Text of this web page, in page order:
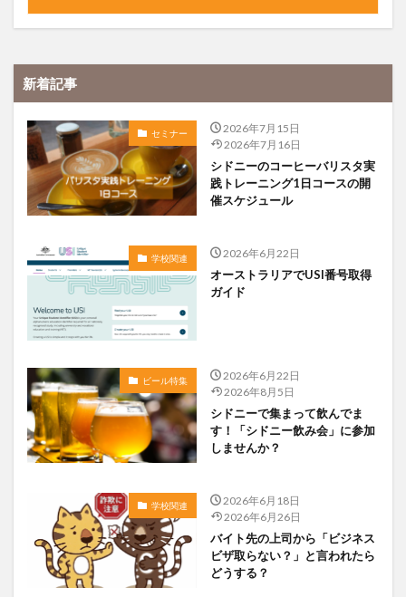
新着記事
セミナー
2026年7月15日
2026年7月16日
シドニーのコーヒーバリスタ実
践トレーニング1日コースの開
催スケジュール
学校関連 2026年6月22日
オーストラリアでUSI番号取得
ガイド
ビール特集
2026年6月22日
2026年8月5日
シドニーで集まって飲んでま
す！「シドニー飲み会」に参加
しませんか？
学校関連
2026年6月18日
2026年6月26日
バイト先の上司から「ビジネス
ビザ取らない？」と言われたら
どうする？